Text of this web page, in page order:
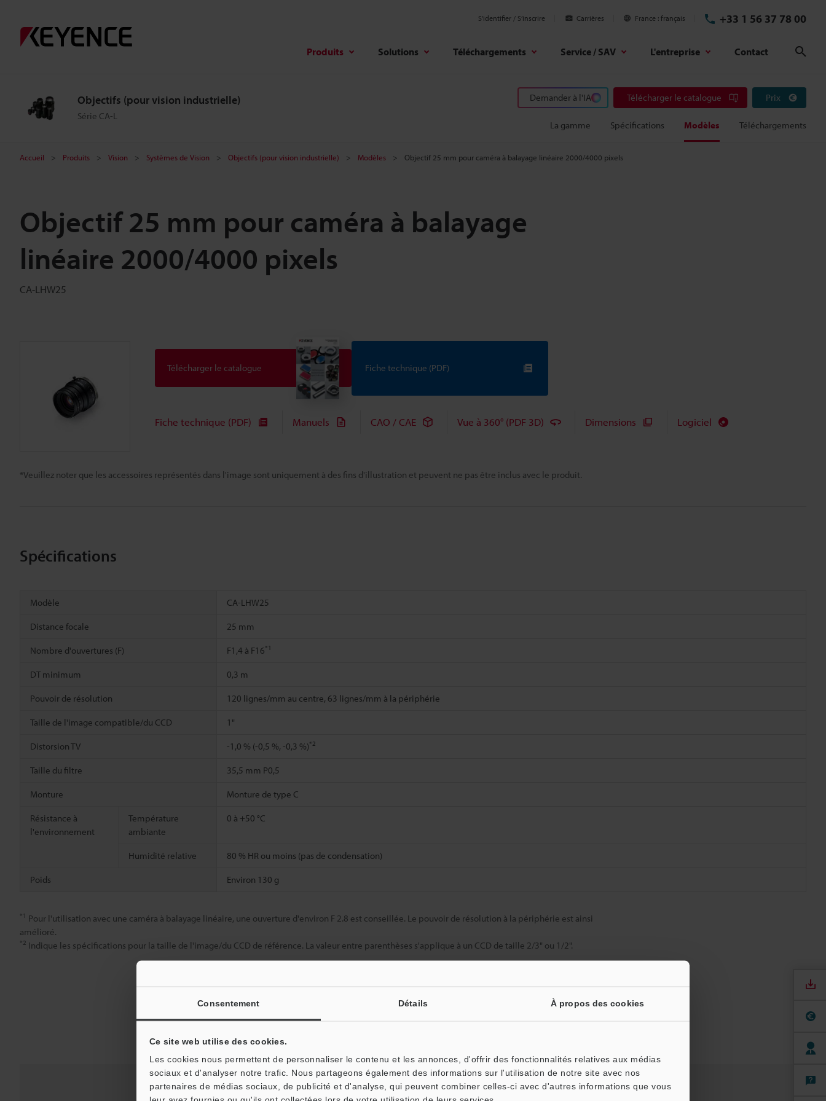
Consentement Détails À propos des cookies
Ce site web utilise des cookies.
Les cookies nous permettent de personnaliser le contenu et les annonces, d'offrir des fonctionnalités relatives aux médias
sociaux et d'analyser notre trafic. Nous partageons également des informations sur l'utilisation de notre site avec nos
partenaires de médias sociaux, de publicité et d'analyse, qui peuvent combiner celles-ci avec d'autres informations que vous
S'identifier / S’inscrire Carrières France français +33 1 56 37 78 00
Produits Solutions Téléchargements Service / SAV L'entreprise Contact
Objectifs (pour vision industrielle)
Série CA-L
Demander à l'IA Télécharger le catalogue Prix
La gamme Spécifications Modèles Téléchargements
Accueil Produits Vision Systèmes de Vision Objectifs (pour vision industrielle) Modèles Objectif 25 mm pour caméra à balayage linéaire 2000/4000 pixels
Objectif 25 mm pour caméra à balayage
linéaire 2000/4000 pixels
CA-LHW25
*Veuillez noter que les accessoires représentés dans l'image sont uniquement à des fins d'illustration et peuvent ne pas être inclus avec le produit.
Télécharger le catalogue Fiche technique (PDF)
Fiche technique (PDF) Manuels CAO / CAE Vue à 360° (PDF 3D) Dimensions Logiciel
Spécifications
Modèle CA-LHW25
Distance focale 25 mm
Nombre d'ouvertures (F) F1,4 à F16*1
DT minimum 0,3 m
Pouvoir de résolution 120 lignes/mm au centre, 63 lignes/mm à la périphérie
Taille de l'image compatible/du CCD 1"
Distorsion TV -1,0 % (-0,5 %, -0,3 %)*2
Taille du filtre 35,5 mm P0,5
Monture Monture de type C
Résistance à
l'environnement
Température
ambiante
0 à +50 °C
Humidité relative 80 % HR ou moins (pas de condensation)
Poids Environ 130 g
*1 Pour l'utilisation avec une caméra à balayage linéaire, une ouverture d'environ F 2.8 est conseillée. Le pouvoir de résolution à la périphérie est ainsi
amélioré.
*2 Indique les spécifications pour la taille de l'image/du CCD de référence. La valeur entre parenthèses s'applique à un CCD de taille 2/3" ou 1/2".